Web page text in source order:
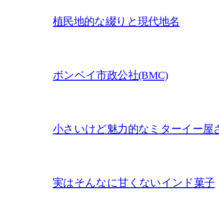
植民地的な綴りと現代地名
ボンベイ市政公社(BMC)
小さいけど魅力的なミターイー屋
実はそんなに甘くないインド菓子